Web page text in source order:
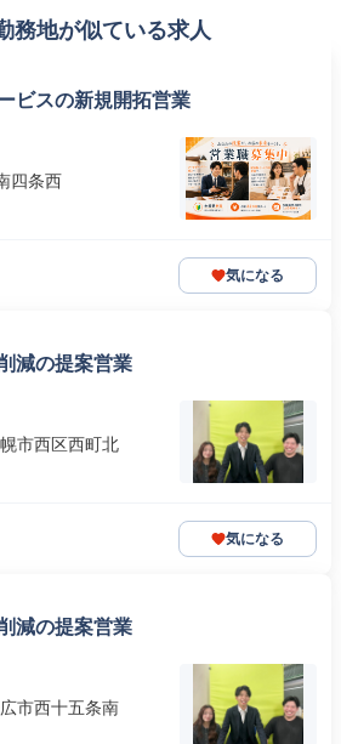
務地が似ている求人
ビスの新規開拓営業
四条西
気になる
減の提案営業
市西区西町北
気になる
減の提案営業
市西十五条南